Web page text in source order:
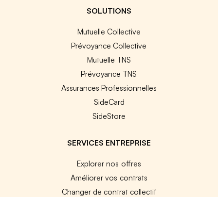
SOLUTIONS
Mutuelle Collective
Prévoyance Collective
Mutuelle TNS
Prévoyance TNS
Assurances Professionnelles
SideCard
SideStore
SERVICES ENTREPRISE
Explorer nos offres
Améliorer vos contrats
Changer de contrat collectif